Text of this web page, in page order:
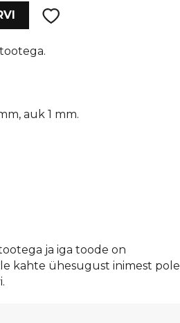
auk 1 mm.
ja iga toode on
kahte ühesugust inimest pole